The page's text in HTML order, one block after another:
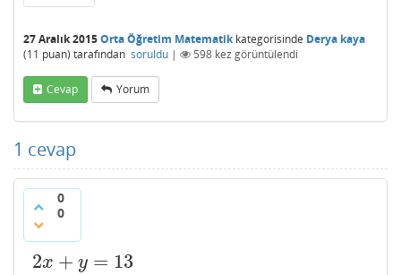
27 Aralık 2015Orta Öğretim Matematikkategorisinde Derya kaya
(11 puan) tarafından soruldu | 598 kez görüntülendi
Cevap Yorum
1 cevap
0
0
2x + y = 13
2x+ y= 13 x+ y=8